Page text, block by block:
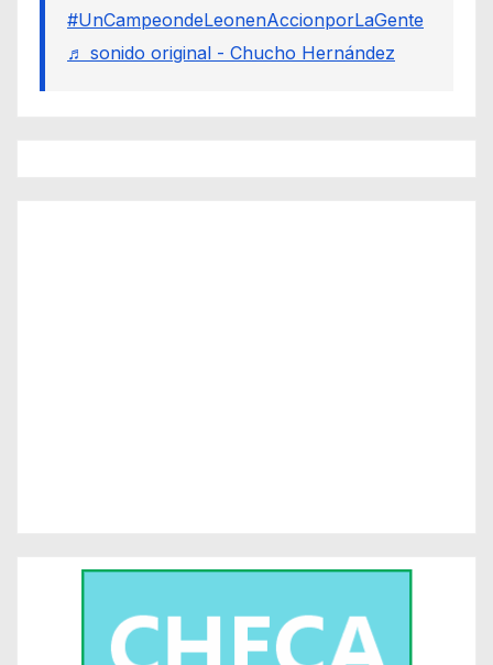
#UnCampeondeLeonenAccionporLaGente
♬ sonido original - Chucho Hernández